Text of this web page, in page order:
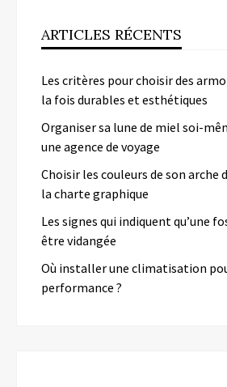
ARTICLES RÉCENTS
Les critères pour choisir des
la fois durables et esthétiques
Organiser sa lune de miel soi-
une agence de voyage
Choisir les couleurs de son arche
la charte graphique
Les signes qui indiquent qu’une
être vidangée
Où installer une climatisation
performance ?